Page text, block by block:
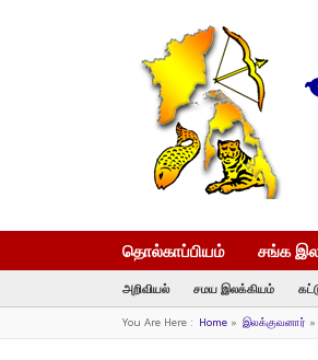
தொல்காப்பியம் சங்க
அறிவியல் சமய இலக்கியம்
You Are Here : Home» இலக்குவனார் »